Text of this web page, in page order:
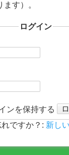
す）。
ログイン
ンを保持する
ですか？: 新し